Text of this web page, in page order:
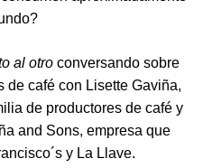
al otro conversando sobre
de café con Lisette Gaviña,
de productores de café y
and Sons, empresa que
y La Llave.